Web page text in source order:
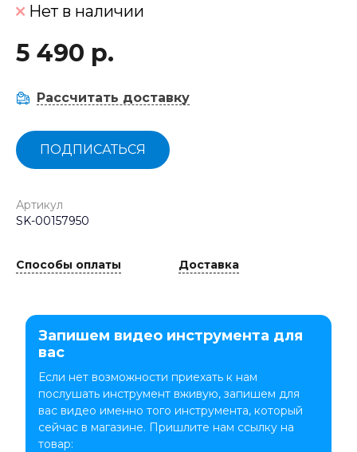
Нет в наличии
5 490 р.
Рассчитать доставку
ПОДПИСАТЬСЯ
Артикул
SK-00157950
Способы оплаты Доставка
Запишем видео инструмента для
вас
Если нет возможности приехать к нам
послушать инструмент вживую, запишем для
вас видео именно того инструмента, который
сейчас в магазине. Пришлите нам ссылку на
товар: